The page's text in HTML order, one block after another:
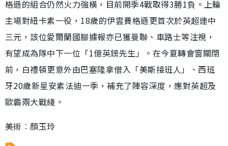
格遜的組合仍然火力強橫，目前開季4戰取得3勝1負。上輪
主場對紐卡素一役，18歲的伊雲費格遜更首次於英超連中
三元，該位愛爾蘭國腳據報亦已獲曼聯、車路士等注視，
有望成為隊中下一位「1億英鎊先生」。在今夏轉會窗關閉
前，白禮頓更意外由巴塞隆拿借入「美斯接班人」、西班
牙20歲新星安素法迪一季，補充了陣容深度，應對英超及
歐霸兩大戰綫。
美術︰顏玉玲